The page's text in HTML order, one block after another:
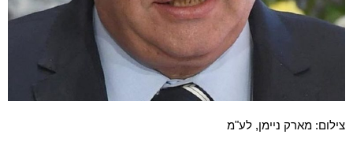
צילום: מארק ניימן, לע"מ